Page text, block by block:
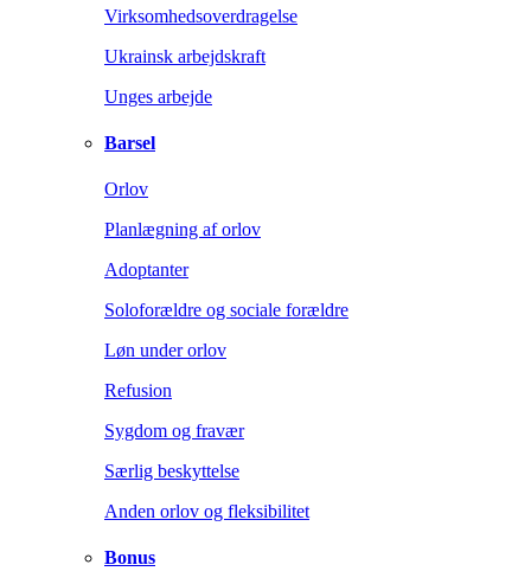
Virksomhedsoverdragelse
Ukrainsk arbejdskraft
Unges arbejde
Barsel
Orlov
Planlægning af orlov
Adoptanter
Soloforældre og sociale forældre
Løn under orlov
Refusion
Sygdom og fravær
Særlig beskyttelse
Anden orlov og fleksibilitet
Bonus